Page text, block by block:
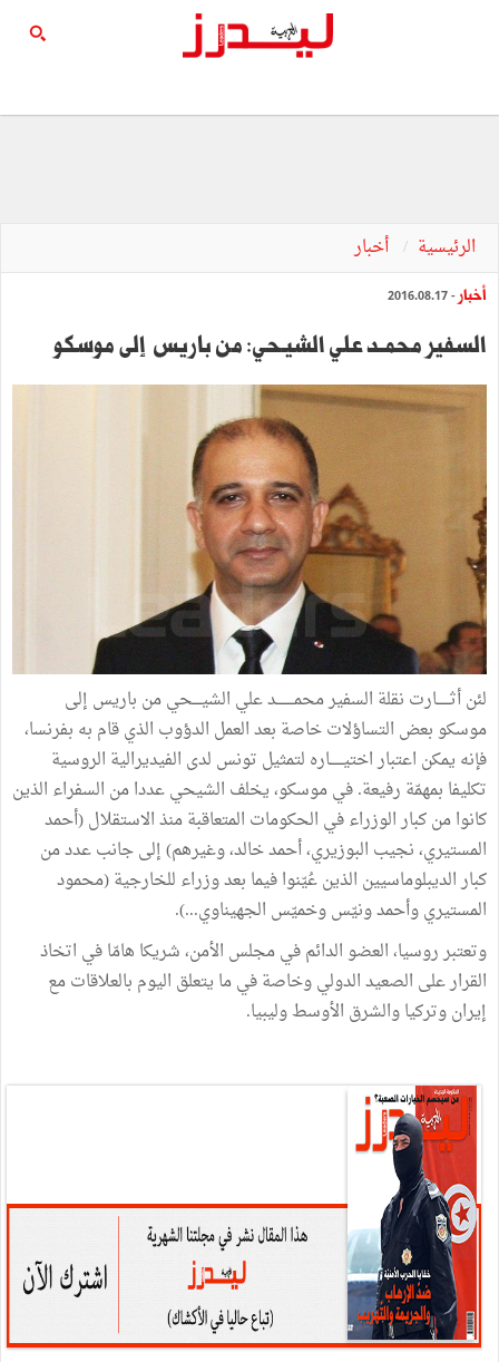
الرئيسية أخبار
أخبار - 2016.08.17
السفير محمــد علي الشيـحي: من‭ ‬باريس ‭ ‬إلى‭ ‬موسكو
لئنأثــــــارت نقلة السفيرمحمــــــــدعلي الشيــــحيمن باريس إلى
موسكوبعض التساؤلاتخاصة بعدالعمل الدؤوب الذيقام به بفرنسا،
فإنه يمكن اعتباراختيــــــاره لتمثيل تونس لدى الفيديرالية الروسية
تكليفا بمهمّة رفيعة.فيموسكو،يخلف الشيحيعددامن السفراء الذين
كانوامنكبارالوزراءفي الحكومات المتعاقبةمنذالاستقلال(أحمد
المستيري،نجيب البوزيري،أحمدخالد،وغيرهم)إلىجانبعددمن
كبارالديبلوماسيين الذينعُيّنوافيما بعدوزراء للخارجية(محمود
المستيريوأحمدونيّسوخميّس الجهيناوي...).
وتعتبرروسيا،العضوالدائمفيمجلس الأمن،شريكا هامّافي اتخاذ
القرارعلى الصعيدالدوليوخاصةفيما يتعلق اليوم بالعلاقاتمع
إيرانوتركياوالشرق الأوسطوليبيا.